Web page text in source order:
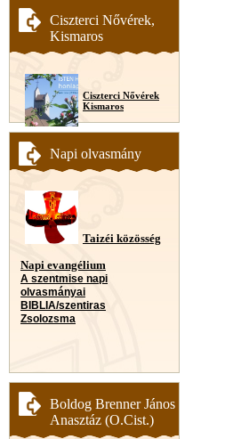
Ciszterci Nővérek,
Kismaros
Ciszterci Nővérek
Kismaros
Napi olvasmány
Taizéi közösség
Napi evangélium
A szentmise napi
olvasmányai
BIBLIA/szentiras
Zsolozsma
Boldog Brenner János
Anasztáz (O.Cist.)